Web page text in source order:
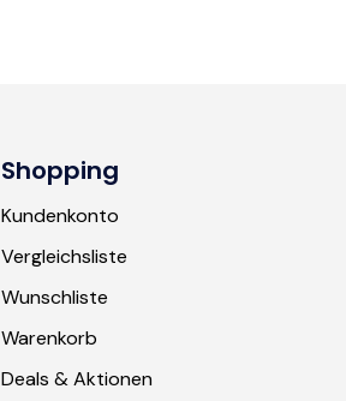
Shopping
Kundenkonto
Vergleichsliste
Wunschliste
Warenkorb
Deals & Aktionen